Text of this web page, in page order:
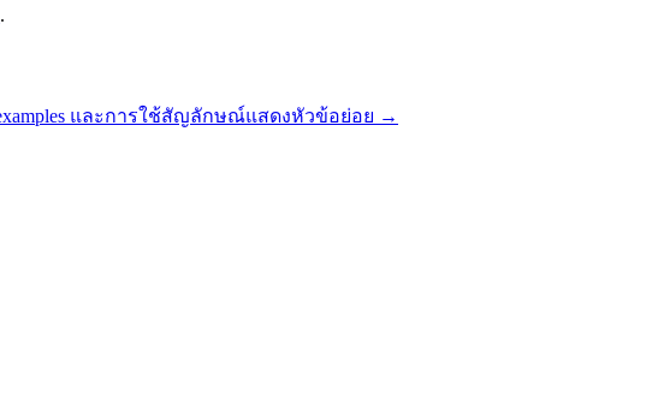
.
examples และการใช้สัญลักษณ์แสดงหัวข้อย่อย →